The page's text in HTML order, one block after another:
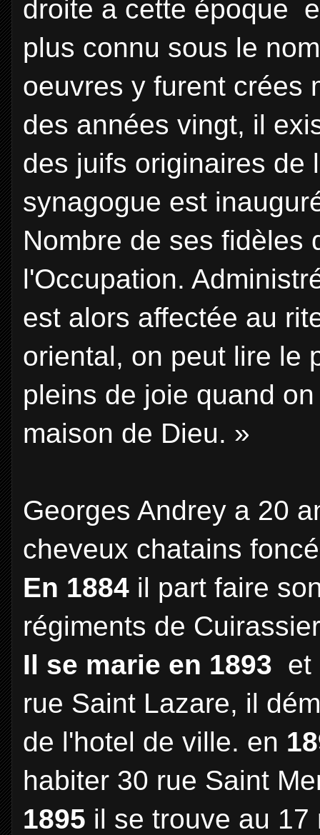
droite a cette époque
plus connu sous le
oeuvres y furent crées
des années vingt, il
des juifs originaires de
synagogue est
Nombre de ses fidèles
l'Occupation.
est alors affectée au
oriental, on peut lire le
pleins de joie quand
maison de Dieu. »
Georges Andrey a 20
cheveux chatains
En 1884 il part faire
régiments de
Il se marie en 1893 et
rue Saint Lazare, il
de l'hotel de ville. en
habiter 30 rue Saint
1895 il se trouve au